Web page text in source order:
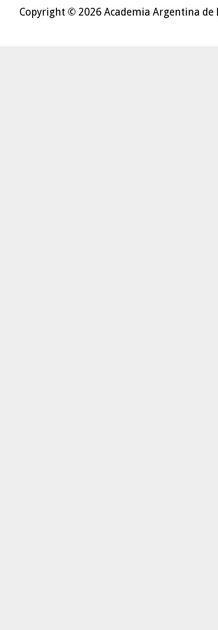
Copyright © 2026 Academia Argentina de